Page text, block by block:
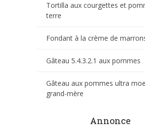
Tortilla aux courgettes et
terre
Fondant à la crème de
Gâteau 5.4.3.2.1 aux pommes
Gâteau aux pommes ultra
grand-mère
Annonce